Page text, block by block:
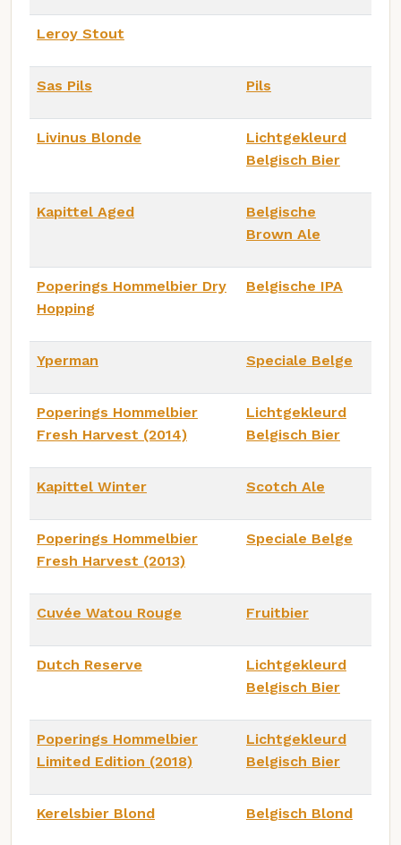
Leroy Stout
Sas Pils Pils
Livinus Blonde
Lichtgekleurd
Belgisch Bier
Kapittel Aged
Belgische
Brown Ale
Poperings Hommelbier Dry
Hopping
Belgische IPA
Yperman Speciale Belge
Poperings Hommelbier
Fresh Harvest (2014)
Lichtgekleurd
Belgisch Bier
Kapittel Winter Scotch Ale
Poperings Hommelbier
Fresh Harvest (2013)
Speciale Belge
Cuvée Watou Rouge Fruitbier
Dutch Reserve
Lichtgekleurd
Belgisch Bier
Poperings Hommelbier
Limited Edition (2018)
Lichtgekleurd
Belgisch Bier
Kerelsbier Blond Belgisch Blond